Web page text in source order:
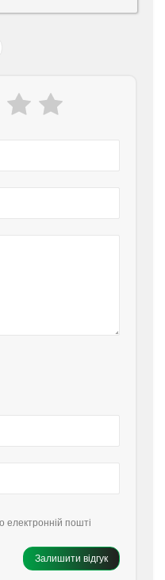
електронній пошті
Залишити відгук